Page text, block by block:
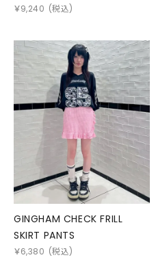
￥9,240 (税込)
GINGHAM CHECK FRILL
SKIRT PANTS
￥6,380 (税込)